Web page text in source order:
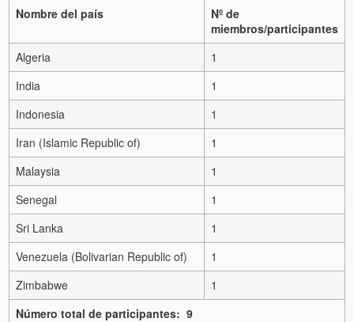
Nombre del país
Nº de
miembros/participantes
Algeria
1
India
1
Indonesia
1
Iran (Islamic Republic of)
1
Malaysia
1
Senegal
1
Sri Lanka
1
Venezuela (Bolivarian Republic of)
1
Zimbabwe
1
Número total de participantes: 9